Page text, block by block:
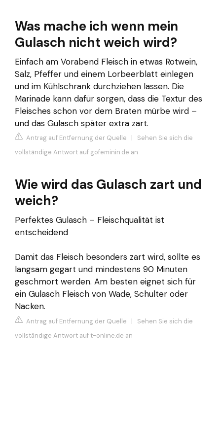
Was mache ich wenn mein
Gulasch nicht weich wird?
Einfach am Vorabend Fleisch in etwas Rotwein,
Salz, Pfeffer und einem Lorbeerblatt einlegen
und im Kühlschrank durchziehen lassen. Die
Marinade kann dafür sorgen, dass die Textur des
Fleisches schon vor dem Braten mürbe wird –
und das Gulasch später extra zart.
Antrag auf Entfernung der Quelle | Sehen Sie sich die
vollständige Antwort auf gofeminin.de an
Wie wird das Gulasch zart und
weich?
Perfektes Gulasch – Fleischqualität ist
entscheidend
Damit das Fleisch besonders zart wird, sollte es
langsam gegart und mindestens 90 Minuten
geschmort werden. Am besten eignet sich für
ein Gulasch Fleisch von Wade, Schulter oder
Nacken.
Antrag auf Entfernung der Quelle | Sehen Sie sich die
vollständige Antwort auf t-online.de an